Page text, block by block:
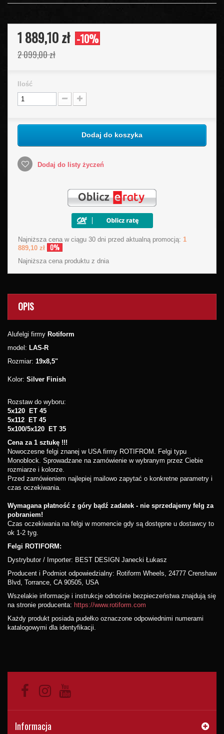
1 889,10 zł -10%
2 099,00 zł
Ilość
Dodaj do koszyka
Dodaj do listy życzeń
Najniższa cena w ciągu 30 dni przed aktualną promocją: 1
889,10 zł
0%
Najniższa cena produktu z dnia
OPIS
Alufelgi firmy Rotiform
model: LAS-R
Rozmiar: 19x8,5"
Kolor: Silver Finish
Rozstaw do wyboru:
5x120 ET 45
5x112 ET 45
5x100/5x120 ET 35
Cena za 1 sztukę !!!
Nowoczesne felgi znanej w USA firmy ROTIFROM. Felgi typu
Monoblock. Sprowadzane na zamówienie w wybranym przez Ciebie
rozmiarze i kolorze.
Przed zamówieniem najlepiej mailowo zapytać o konkretne parametry i
czas oczekiwania.
Wymagana płatność z góry bądź zadatek - nie sprzedajemy felg za
pobraniem!
Czas oczekiwania na felgi w momencie gdy są dostępne u dostawcy to
ok 1-2 tyg.
Felgi ROTIFORM:
Dystrybutor / Importer: BEST DESIGN Janecki Łukasz
Producent i Podmiot odpowiedzialny: Rotiform Wheels, 24777 Crenshaw
Blvd, Torrance, CA 90505, USA
Wszelakie informacje i instrukcje odnośnie bezpieczeństwa znajdują się
na stronie producenta: https://www.rotiform.com
Każdy produkt posiada pudełko oznaczone odpowiednimi numerami
katalogowymi dla identyfikacji.
Informacja